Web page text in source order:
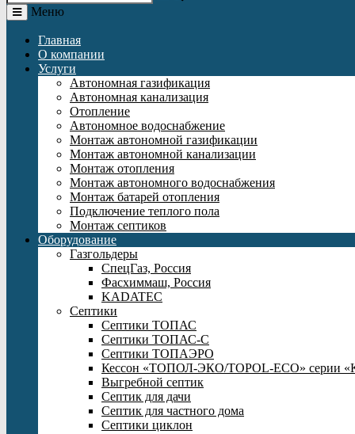
Меню
Главная
О компании
Услуги
Автономная газификация
Автономная канализация
Отопление
Автономное водоснабжение
Монтаж автономной газификации
Монтаж автономной канализации
Монтаж отопления
Монтаж автономного водоснабжения
Монтаж батарей отопления
Подключение теплого пола
Монтаж септиков
Оборудование
Газгольдеры
СпецГаз, Россия
Фасхиммаш, Россия
KADATEC
Септики
Септики ТОПАС
Септики ТОПАС-С
Септики ТОПАЭРО
Кессон «ТОПОЛ-ЭКО/TOPOL-ECO» серии
Выгребной септик
Септик для дачи
Септик для частного дома
Септики циклон